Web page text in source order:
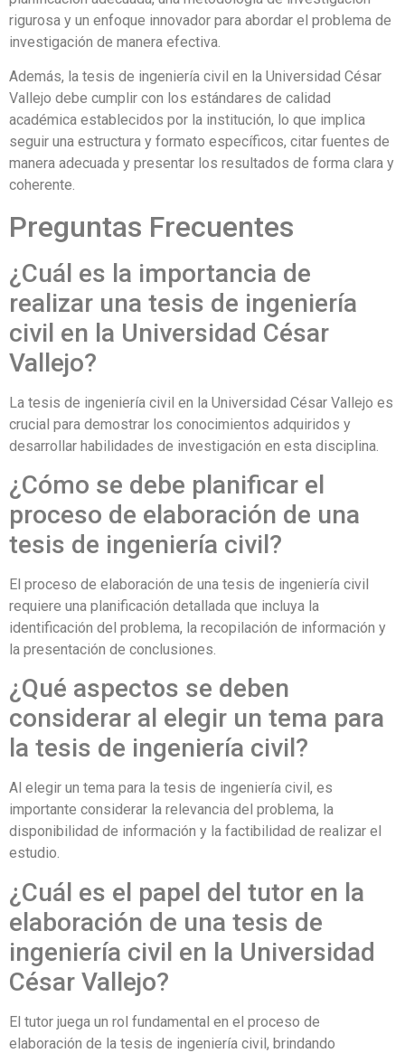
rigurosa y un enfoque innovador para abordar el problema de
investigación de manera efectiva.
Además, la tesis de ingeniería civil en la Universidad César
Vallejo debe cumplir con los estándares de calidad
académica establecidos por la institución, lo que implica
seguir una estructura y formato específicos, citar fuentes de
manera adecuada y presentar los resultados de forma clara y
coherente.
Preguntas Frecuentes
¿Cuál es la importancia de
realizar una tesis de ingeniería
civil en la Universidad César
Vallejo?
La tesis de ingeniería civil en la Universidad César Vallejo es
crucial para demostrar los conocimientos adquiridos y
desarrollar habilidades de investigación en esta disciplina.
¿Cómo se debe planificar el
proceso de elaboración de una
tesis de ingeniería civil?
El proceso de elaboración de una tesis de ingeniería civil
requiere una planificación detallada que incluya la
identificación del problema, la recopilación de información y
la presentación de conclusiones.
¿Qué aspectos se deben
considerar al elegir un tema para
la tesis de ingeniería civil?
Al elegir un tema para la tesis de ingeniería civil, es
importante considerar la relevancia del problema, la
disponibilidad de información y la factibilidad de realizar el
estudio.
¿Cuál es el papel del tutor en la
elaboración de una tesis de
ingeniería civil en la Universidad
César Vallejo?
El tutor juega un rol fundamental en el proceso de
elaboración de la tesis de ingeniería civil, brindando